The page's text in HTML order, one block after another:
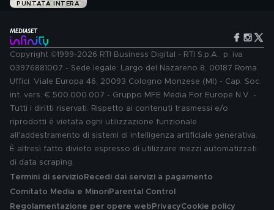
PUNTATA INTERA
Copyright ©1999-2026 RTI Business Digital - RTI S.p.A.: p. iva
03976881007 - Sede legale: Largo del Nazareno 8, 00187 Roma.
Uffici: Viale Europa 46, 20093 Cologno Monzese (MI) - Cap. Soc.
int. vers. € 500.000.007 - Gruppo MFE Media For Europe N.V. -
Tutti i diritti riservati. Rispetto ai contenuti trasmessi e/o
riprodotti è vietata ogni utilizzazione funzionale
all'addestramento di sistemi di intelligenza artificiale generativa.
È altresì fatto divieto espresso di utilizzare mezzi automatizzati
di data scraping.
Termini di servizio Recedi dai servizi a pagamento
Comitato Media e MinoriParental Control
Regolamentazione per opere web PrivacyCookie policy